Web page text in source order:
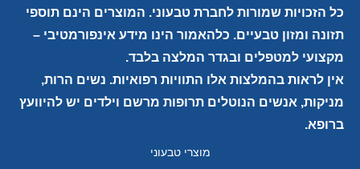
כל הזכויות שמורות לחברת טבעוני. המוצרים הינם תוספי
תזונה ומזון טבעיים. כלהאמור הינו מידע אינפורמטיבי –
מקצועי למטפלים ובגדר המלצה בלבד.
אין לראות בהמלצות אלו התוויות רפואיות. נשים הרות,
מניקות, אנשים הנוטלים תרופות מרשם וילדים יש להיוועץ
ברופא.
מוצרי טבעוני